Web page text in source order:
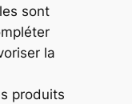
sont
la
produits